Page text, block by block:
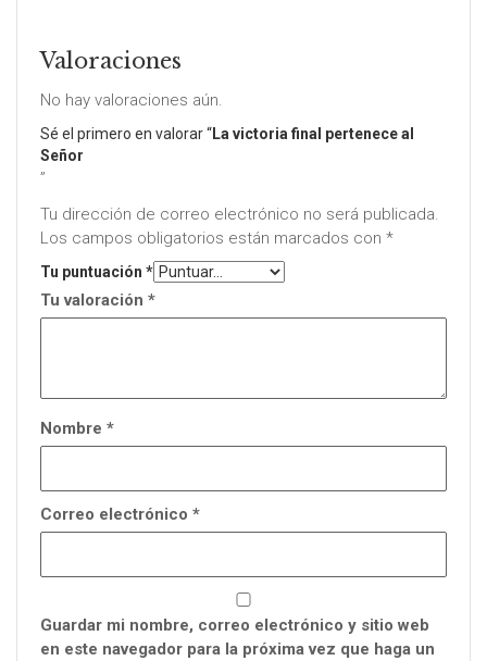
Valoraciones
No hay valoraciones aún.
Sé el primero en valorar “La victoria final pertenece al
Señor
”
Tu dirección de correo electrónico no será publicada.
Los campos obligatorios están marcados con *
Tu puntuación *
Tu valoración *
Nombre *
Correo electrónico *
Guardar mi nombre, correo electrónico y sitio web
en este navegador para la próxima vez que haga un